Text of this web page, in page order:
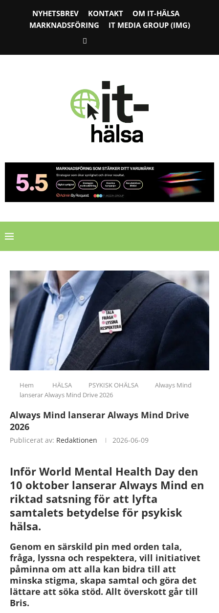
NYHETSBREV KONTAKT
OM IT-HÄLSA
MARKNADSFÖRING
IT MEDIA GROUP (IMG)
Hem HÄLSA PSYKISK OHÄLSA
Always Mind
lanserar Always Mind Drive 2026
Always Mind lanserar Always Mind Drive
2026
Publicerat av: Redaktionen 2026-06-09
Inför World Mental Health Day den
10 oktober lanserar Always Mind en
riktad satsning för att lyfta
samtalets betydelse för psykisk
hälsa.
Genom en särskild pin med orden tala,
fråga, lyssna och respektera, vill initiativet
påminna om att alla kan bidra till att
minska stigma, skapa samtal och göra det
lättare att söka stöd. Allt överskott går till
Bris.